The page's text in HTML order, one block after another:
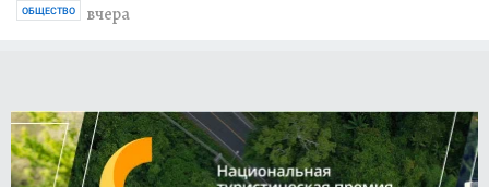
вчера
ОБЩЕСТВО